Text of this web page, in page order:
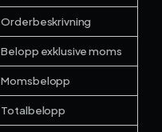
Orderbeskrivning
Belopp exklusive moms
Momsbelopp
Totalbelopp